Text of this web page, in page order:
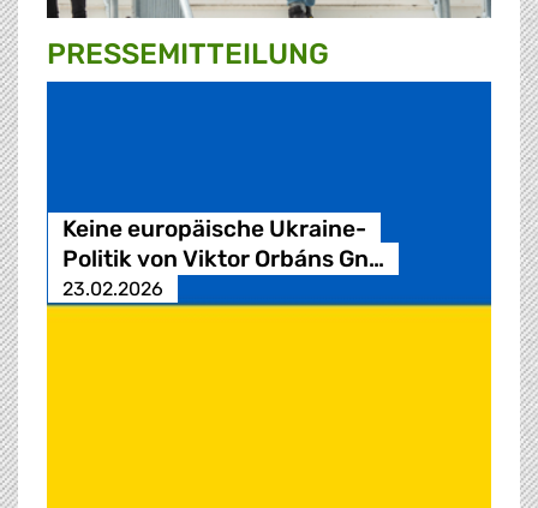
PRESSE­MITTEILUNG
Keine europäische Ukraine-
Politik von Viktor Orbáns Gn…
23.02.2026